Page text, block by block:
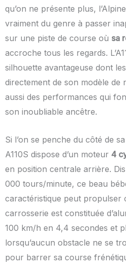
qu’on ne présente plus,
vraiment du genre à passer
sur une piste de course où sa
accroche tous les regards.
silhouette avantageuse dont
directement de son modèle de
aussi des performances qui
son inoubliable ancêtre.
Si l’on se penche du côté de
A110S dispose d’un moteur 4
en position centrale arrière.
000 tours/minute, ce beau
caractéristique peut propulser
carrosserie est constituée
100 km/h en 4,4 secondes et
lorsqu’aucun obstacle ne se
pour barrer sa course